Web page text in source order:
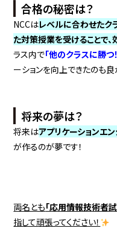
合格の秘密は？
NCCはレベルに合わせたク
た対策授業を受けることで、
ラス内で「他のクラスに勝つ
ーションを向上できたのも良
将来の夢は？
将来はアプリケーションエ
が作るのが夢です！
両名とも「応用情報技術者試
指して頑張ってください！